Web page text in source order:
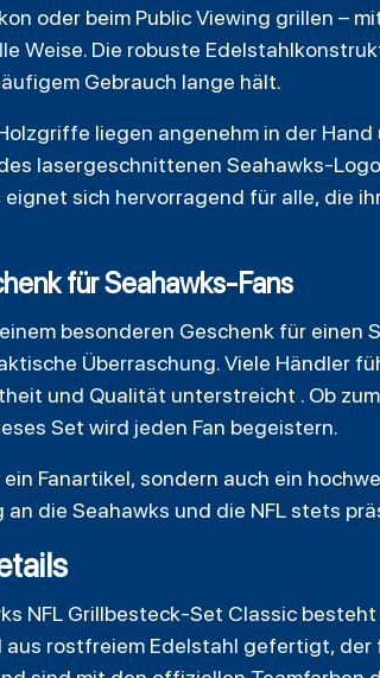
oder beim Public Viewing grillen –
Weise. Die robuste
Gebrauch lange hält.
liegen angenehm in der
lasergeschnittenen Seahawks-
eignet sich hervorragend für alle, die
für Seahawks-Fans
besonderen Geschenk für einen
Überraschung. Viele Händler
und Qualität unterstreicht . Ob
Set wird jeden Fan begeistern.
Fanartikel, sondern auch ein
an die Seahawks und die NFL stets
NFL Grillbesteck-Set Classic
aus rostfreiem Edelstahl gefertigt,